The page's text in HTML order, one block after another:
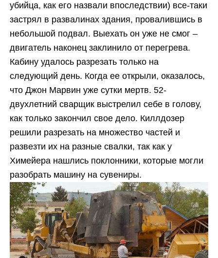
убийца, как его назвали впоследствии) все-таки
застрял в развалинах здания, провалившись в
небольшой подвал. Выехать он уже не смог –
двигатель наконец заклинило от перегрева.
Кабину удалось разрезать только на
следующий день. Когда ее открыли, оказалось,
что Джон Марвин уже сутки мертв. 52-
двухлетний сварщик выстрелил себе в голову,
как только закончил свое дело. Киллдозер
решили разрезать на множество частей и
развезти их на разные свалки, так как у
Химейера нашлись поклонники, которые могли
разобрать машину на сувениры.